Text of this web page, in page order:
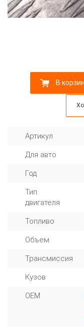
В
Артикул
Для авто
Год
Тип
двигателя
Топливо
Объем
Трансмиссия
Кузов
OEM